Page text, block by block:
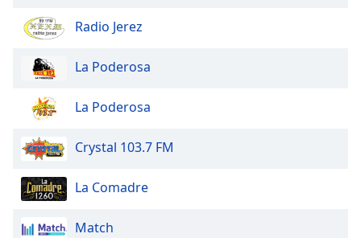
Radio Jerez
La Poderosa
La Poderosa
Crystal 103.7 FM
La Comadre
Match